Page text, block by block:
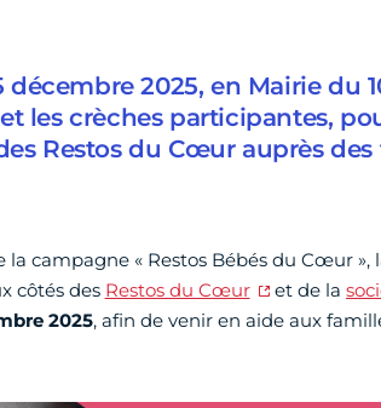
décembre 2025, en Mairie du
les crèches participantes,
Restos du Cœur auprès des
la campagne « Restos Bébés du Cœur »,
côtés des Restos du Cœur et de la
2025, afin de venir en aide aux